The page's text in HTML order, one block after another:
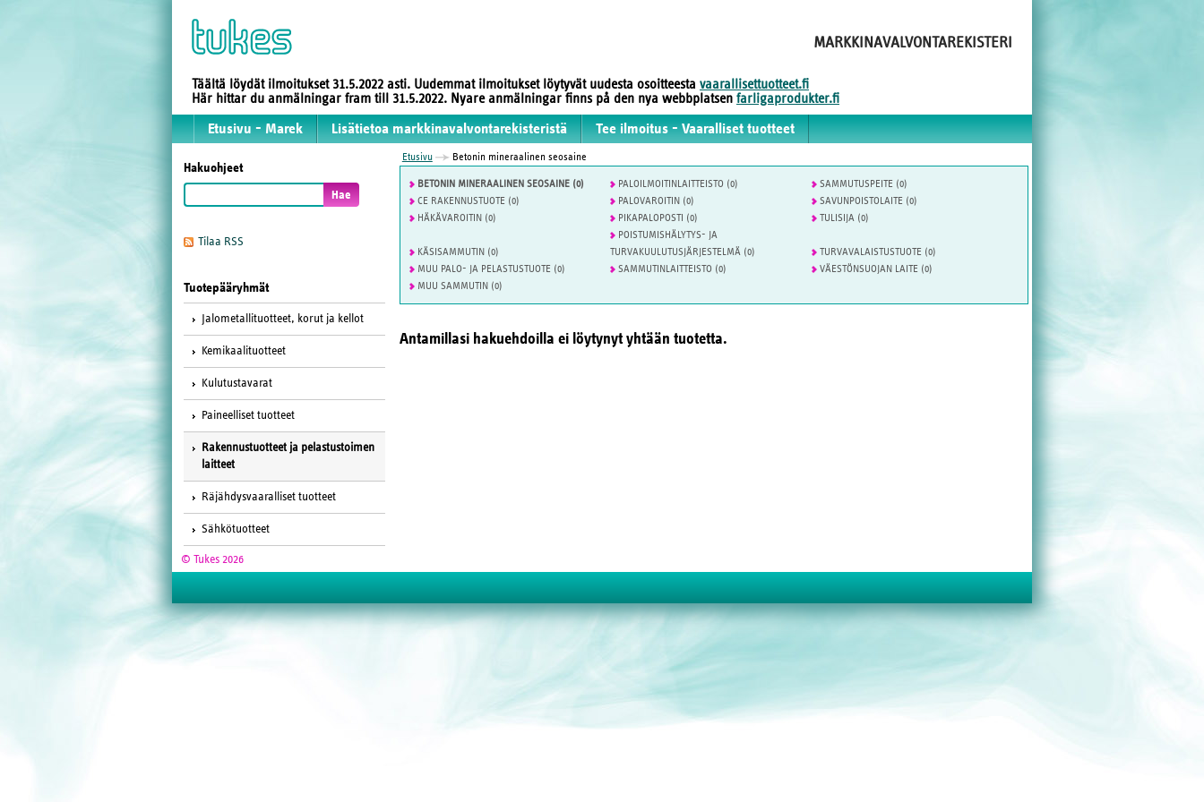
MARKKINAVALVONTAREKISTERI
Täältä löydät ilmoitukset 31.5.2022 asti. Uudemmat ilmoitukset löytyvät uudesta osoitteesta vaarallisettuotteet.fi
Här hittar du anmälningar fram till 31.5.2022. Nyare anmälningar finns på den nya webbplatsen farligaprodukter.fi
Etusivu - Marek Lisätietoa markkinavalvontarekisteristä Tee ilmoitus - Vaaralliset tuotteet
Hakuohjeet
Tilaa RSS
Tuotepääryhmät
Jalometallituotteet, korut ja kellot
Kemikaalituotteet
Kulutustavarat
Paineelliset tuotteet
Rakennustuotteet ja pelastustoimen
laitteet
Räjähdysvaaralliset tuotteet
Sähkötuotteet
Etusivu Betonin mineraalinen seosaine
BETONIN MINERAALINEN SEOSAINE (0) PALOILMOITINLAITTEISTO (0)
SAMMUTUSPEITE (0)
CE RAKENNUSTUOTE (0)
PALOVAROITIN (0)
SAVUNPOISTOLAITE (0)
HÄKÄVAROITIN (0)
PIKAPALOPOSTI (0) TULISIJA (0)
KÄSISAMMUTIN (0)
POISTUMISHÄLYTYS- JA
TURVAKUULUTUSJÄRJESTELMÄ (0)
TURVAVALAISTUSTUOTE (0)
MUU PALO- JA PELASTUSTUOTE (0)
SAMMUTINLAITTEISTO (0)
VÄESTÖNSUOJAN LAITE (0)
MUU SAMMUTIN (0)
Antamillasi hakuehdoilla ei löytynyt yhtään tuotetta.
© Tukes 2026